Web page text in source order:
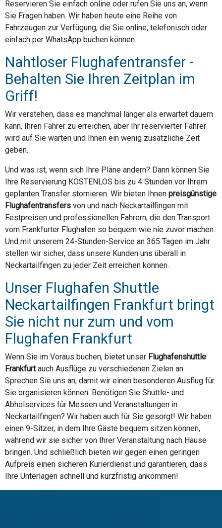
Reservieren Sie einfach online oder rufen Sie uns an, wenn
Sie Fragen haben. Wir haben heute eine Reihe von
Fahrzeugen zur Verfügung, die Sie online, telefonisch oder
einfach per WhatsApp buchen können.
Nahtloser Flughafentransfer -
Behalten Sie Ihren Zeitplan im
Griff!
Wir verstehen, dass es manchmal länger als erwartet dauern
kann, Ihren Fahrer zu erreichen, aber Ihr reservierter Fahrer
wird auf Sie warten und Ihnen ein wenig zusätzliche Zeit
geben.
Und was ist, wenn sich Ihre Pläne ändern? Dann können Sie
Ihre Reservierung KOSTENLOS bis zu 4 Stunden vor Ihrem
geplanten Transfer stornieren. Wir bieten Ihnen preisgünstige
Flughafentransfers von und nach Neckartailfingen mit
Festpreisen und professionellen Fahrern, die den Transport
vom Frankfurter Flughafen so bequem wie nie zuvor machen.
Und mit unserem 24-Stunden-Service an 365 Tagen im Jahr
stellen wir sicher, dass unsere Kunden uns überall in
Neckartailfingen zu jeder Zeit erreichen können.
Unser Flughafen Shuttle
Neckartailfingen Frankfurt bringt
Sie nicht nur zum und vom
Flughafen Frankfurt
Wenn Sie im Voraus buchen, bietet unser Flughafenshuttle
Frankfurtauch Ausflüge zu verschiedenen Zielen an.
Sprechen Sie uns an, damit wir einen besonderen Ausflug für
Sie organisieren können. Benötigen Sie Shuttle- und
Abholservices für Messen und Veranstaltungen in
Neckartailfingen? Wir haben auch für Sie gesorgt! Wir haben
einen 9-Sitzer, in dem Ihre Gäste bequem sitzen können,
während wir sie sicher von Ihrer Veranstaltung nach Hause
bringen. Und schließlich bieten wir gegen einen geringen
Aufpreis einen sicheren Kurierdienst und garantieren, dass
Ihre Unterlagen schnell und kurzfristig ankommen!